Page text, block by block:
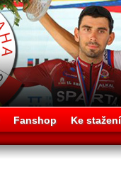
Fanshop Ke stažení